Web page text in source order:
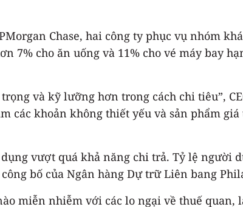
Chase, hai công ty phục vụ nhóm
7% cho ăn uống và 11% cho vé máy bay
và kỹ lưỡng hơn trong cách chi tiêu”,
các khoản không thiết yếu và sản phẩm
vượt quá khả năng chi trả. Tỷ lệ người
bố của Ngân hàng Dự trữ Liên bang
miễn nhiễm với các lo ngại về thuế quan,